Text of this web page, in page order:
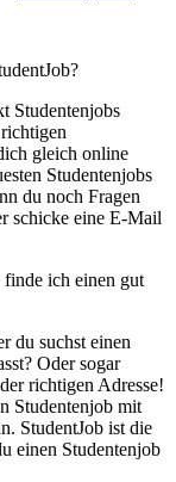
Studentenjobs
gleich online
Studentenjobs
du noch Fragen
schicke eine E-Mail
ich einen gut
du suchst einen
Oder sogar
richtigen Adresse!
Studentenjob mit
StudentJob ist die
einen Studentenjob